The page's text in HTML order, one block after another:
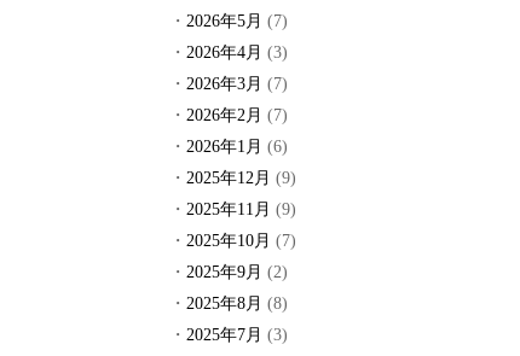
2026年5月 (7)
2026年4月 (3)
2026年3月 (7)
2026年2月 (7)
2026年1月 (6)
2025年12月 (9)
2025年11月 (9)
2025年10月 (7)
2025年9月 (2)
2025年8月 (8)
2025年7月 (3)